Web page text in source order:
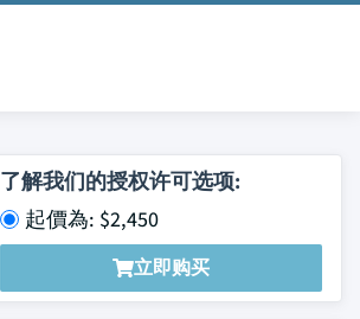
了解我们的授权许可选项:
起價為: $2,450
立即购买